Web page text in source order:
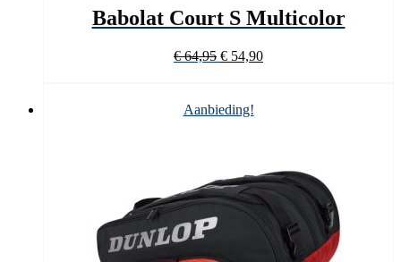
Babolat Court S Multicolor
€64,95 Oorspronkelijke
€ 64,95.
€ 54,90Huidige
Aanbieding!